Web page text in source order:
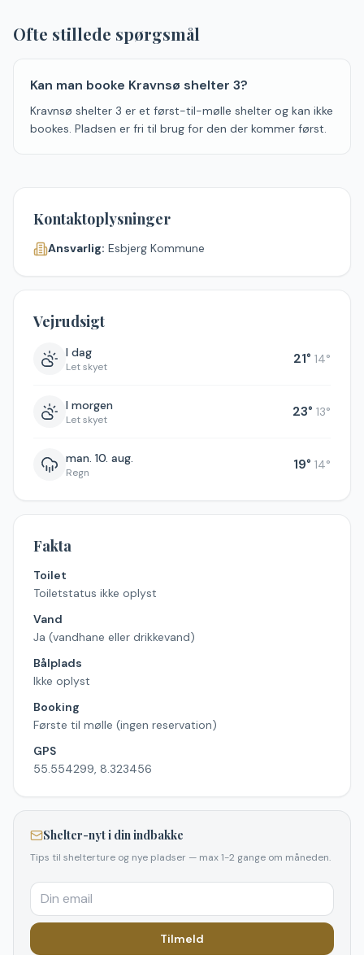
Ofte stillede spørgsmål
Kan man booke Kravnsø shelter 3?
Kravnsø shelter 3 er et først-til-mølle shelter og kan ikke
bookes. Pladsen er fri til brug for den der kommer først.
Kontaktoplysninger
Ansvarlig: Esbjerg Kommune
Vejrudsigt
I dag
Let skyet 21° 14°
I morgen
Let skyet 23° 13°
man. 10. aug.
Regn 19° 14°
Fakta
Toilet
Toiletstatus ikke oplyst
Vand
Ja (vandhane eller drikkevand)
Bålplads
Ikke oplyst
Booking
Første til mølle (ingen reservation)
GPS
55.554299, 8.323456
Shelter-nyt i din indbakke
Tips til shelterture og nye pladser — max 1-2 gange om måneden.
Tilmeld